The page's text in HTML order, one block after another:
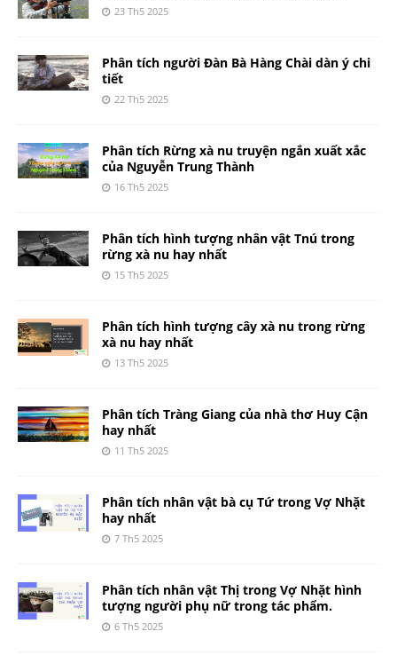
23 Th5 2025
Phân tích người Đàn Bà Hàng Chài dàn ý chi
tiết
22 Th5 2025
Phân tích Rừng xà nu truyện ngắn xuất xắc
của Nguyễn Trung Thành
16 Th5 2025
Phân tích hình tượng nhân vật Tnú trong
rừng xà nu hay nhất
15 Th5 2025
Phân tích hình tượng cây xà nu trong rừng
xà nu hay nhất
13 Th5 2025
Phân tích Tràng Giang của nhà thơ Huy Cận
hay nhất
11 Th5 2025
Phân tích nhân vật bà cụ Tứ trong Vợ Nhặt
hay nhất
7 Th5 2025
Phân tích nhân vật Thị trong Vợ Nhặt hình
tượng người phụ nữ trong tác phẩm.
6 Th5 2025